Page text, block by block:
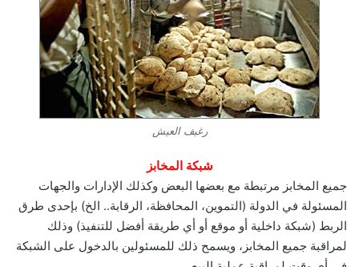
رغيف العيش
شبكة المخابز
جميع المخابز مرتبطة مع بعضها البعض وكذلك الإدارات والجهات
المسئولة في الدولة (التموين، المحافظة، الرقابة.. الخ) بإحدى طرق
الربط (شبكة داخلية أو موقع أو أي طريقة أفضل للتنفيذ) وذلك
لمراقبة جميع المخابز، ويسمح ذلك للمسئولين بالدخول على الشبكة